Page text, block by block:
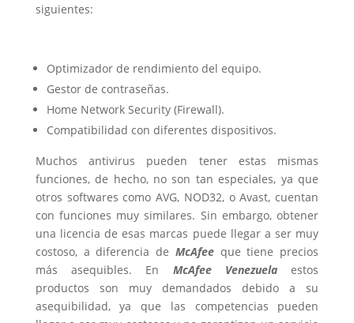
siguientes:
Optimizador de rendimiento del equipo.
Gestor de contraseñas.
Home Network Security (Firewall).
Compatibilidad con diferentes dispositivos.
Muchos antivirus pueden tener estas mismas
funciones, de hecho, no son tan especiales, ya que
otros softwares como AVG, NOD32, o Avast, cuentan
con funciones muy similares. Sin embargo, obtener
una licencia de esas marcas puede llegar a ser muy
costoso, a diferencia de McAfeeque tiene precios
más asequibles. En McAfee Venezuelaestos
productos son muy demandados debido a su
asequibilidad, ya que las competencias pueden